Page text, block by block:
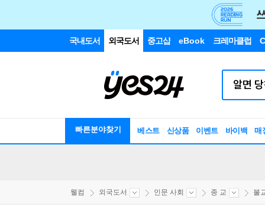
국내도서 외국도서 중고샵 eBook 크레마클럽
빠른분야찾기 베스트 신상품 이벤트 바이백 매
웰컴 외국도서 인문 사회 종 교 불